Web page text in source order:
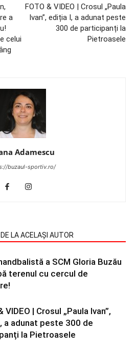
a
celui
FOTO & VIDEO | Crosul „Paula
Ivan”, ediția I, a adunat peste
300 de participanți la
Pietroasele
Adamescu
buzaul-sportiv.ro/
DE LA ACELAȘI AUTOR
a SCM Gloria Buzău
terenul cu cercul de
VIDEO | Crosul „Paula Ivan”,
a adunat peste 300 de
la Pietroasele